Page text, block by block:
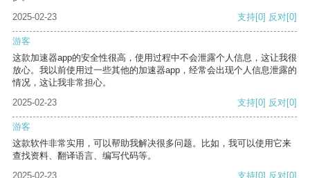
2025-02-23
支持[0] 反对[0]
游客
这款加速器app的安全性很高，使用过程中不会泄露个人信息，这让我很
放心。我以前使用过一些其他的加速器app，经常会出现个人信息泄露的
情况，这让我非常担心。
2025-02-23
支持[0] 反对[0]
游客
这款软件非常实用，可以帮助我解决很多问题。比如，我可以使用它来
查找资料、翻译语言、编写代码等。
2025-02-23
支持[0] 反对[0]